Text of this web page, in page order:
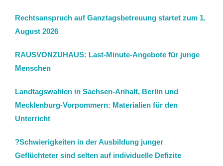
Rechtsanspruch auf Ganztagsbetreuung startet zum 1.
August 2026
RAUSVONZUHAUS: Last-Minute-Angebote für junge
Menschen
Landtagswahlen in Sachsen-Anhalt, Berlin und
Mecklenburg-Vorpommern: Materialien für den
Unterricht
?Schwierigkeiten in der Ausbildung junger
Geflüchteter sind selten auf individuelle Defizite